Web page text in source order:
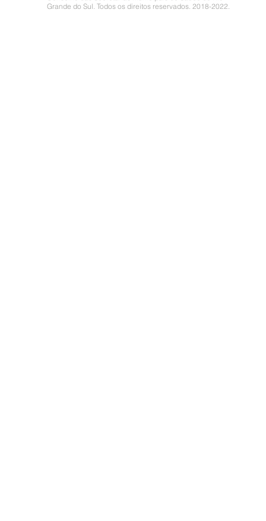
Grande do Sul. Todos os direitos reservados. 2018-2022.